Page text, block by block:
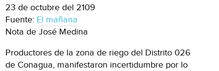
23 de octubre del 2109
Fuente: El mañana
Nota de José Medina
Productores de la zona de riego del Distrito 026
de Conagua, manifestaron incertidumbre por lo